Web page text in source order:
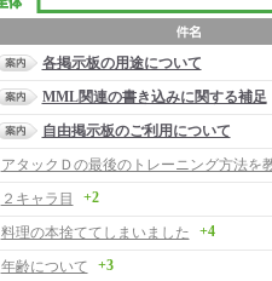
各掲示板の用途について
MML関連の書き込みに関する補足
自由掲示板のご利用について
アタックＤの最後のトレーニング方法を
２キャラ目
+2
料理の本捨ててしまいました +4
年齢について +3